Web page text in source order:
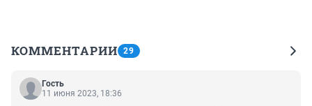
КОММЕНТАРИИ 29
Гость
11 июня 2023, 18:36